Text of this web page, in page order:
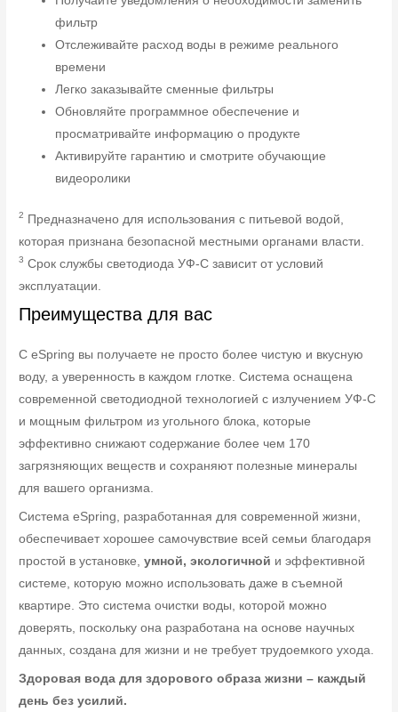
фильтр
Отслеживайте расход воды в режиме реального
времени
Легко заказывайте сменные фильтры
Обновляйте программное обеспечение и
просматривайте информацию о продукте
Активируйте гарантию и смотрите обучающие
видеоролики
2 Предназначено для использования с питьевой водой,
которая признана безопасной местными органами власти.
3 Срок службы светодиода УФ-C зависит от условий
эксплуатации.
Преимущества для вас
С eSpring вы получаете не просто более чистую и вкусную
воду, а уверенность в каждом глотке. Система оснащена
современной светодиодной технологией с излучением УФ-С
и мощным фильтром из угольного блока, которые
эффективно снижают содержание более чем 170
загрязняющих веществ и сохраняют полезные минералы
для вашего организма.
Система eSpring, разработанная для современной жизни,
обеспечивает хорошее самочувствие всей семьи благодаря
простой в установке,умной, экологичной и эффективной
системе, которую можно использовать даже в съемной
квартире. Это система очистки воды, которой можно
доверять, поскольку она разработана на основе научных
данных, создана для жизни и не требует трудоемкого ухода.
Здоровая вода для здорового образа жизни – каждый
день без усилий.